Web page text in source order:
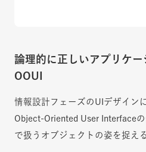
論理的に正しいアプリケ
OOUI
情報設計フェーズのUIデザイン
Object-Oriented User Interface
で扱うオブジェクトの姿を捉え